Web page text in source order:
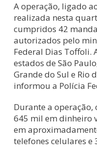
A operação, ligado
realizada nesta
cumpridos 42
autorizados pelo
Federal Dias Toffoli.
estados de São
Grande do Sul e Rio
informou a Polícia
Durante a operação,
645 mil em dinheiro
em
telefones celulares e